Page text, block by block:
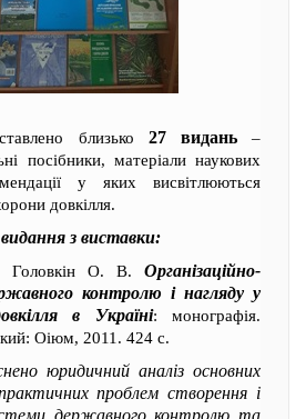
близько 27 видань–
посібники, матеріали наукових
у яких висвітлюються
довкілля.
видання з виставки:
Головкін О. В. Організаційно-
контролю і нагляду у
в Україні: монографія.
Оіюм, 2011. 424 с.
юридичний аналіз основних
проблем створення і
державного контролю та